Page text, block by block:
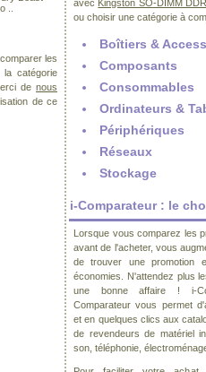
..
les
la catégorie
de nous
de ce
avec Kingston SO-DIMM
ou choisir une catégorie à
Boîtiers &
Composants
Consommables
Ordinateurs &
Périphériques
Réseaux
Stockage
i-Comparateur : le
Lorsque vous comparez les
avant de l'acheter, vous
de trouver une promotion
économies. N'attendez plus
une bonne affaire ! i-
Comparateur vous permet
et en quelques clics aux
de revendeurs de matériel
son, téléphonie,